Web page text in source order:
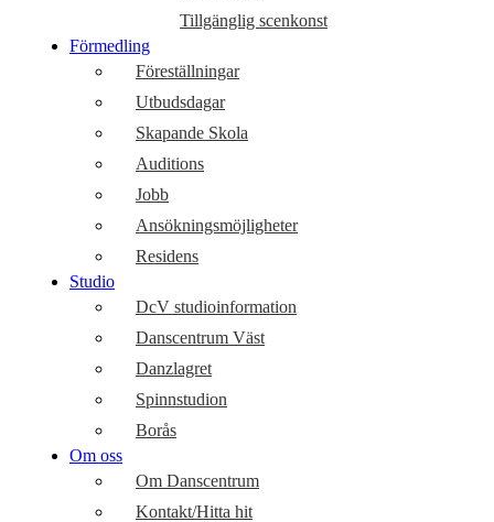
Tillgänglig scenkonst
Förmedling
Föreställningar
Utbudsdagar
Skapande Skola
Auditions
Jobb
Ansökningsmöjligheter
Residens
Studio
DcV studioinformation
Danscentrum Väst
Danzlagret
Spinnstudion
Borås
Om oss
Om Danscentrum
Kontakt/Hitta hit